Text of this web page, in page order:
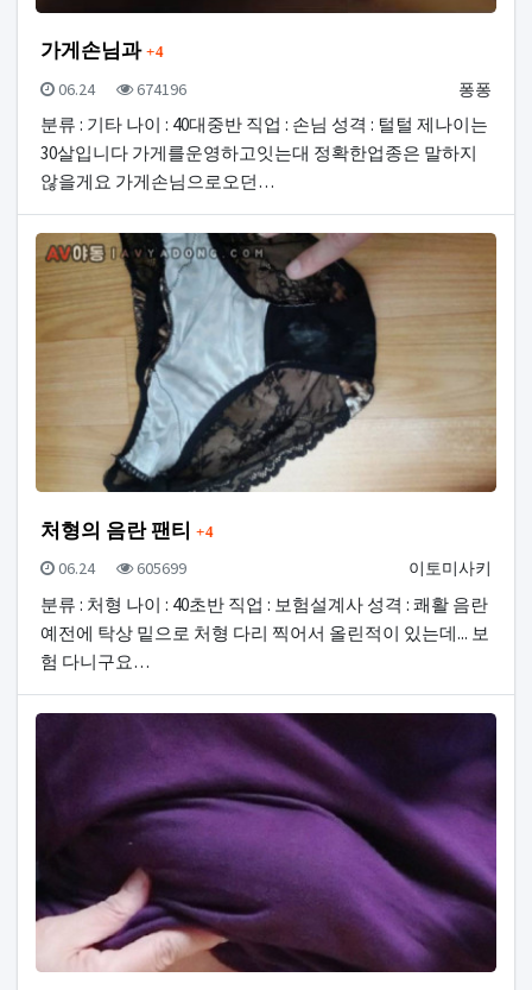
가게손님과댓글
4
등록자
퐁퐁
등록일
06.24 조회
674196
분류 : 기타 나이 : 40대중반 직업 : 손님 성격 : 털털 제나이는
30살입니다 가게를운영하고잇는대 정확한업종은 말하지
않을게요 가게손님으로오던…
처형의 음란 팬티 댓글
4
등록자
이토미사키
등록일
06.24 조회
605699
분류 : 처형 나이 : 40초반 직업 : 보험설계사 성격 : 쾌활 음란
예전에 탁상 밑으로 처형 다리 찍어서 올린적이 있는데... 보
험 다니구요…